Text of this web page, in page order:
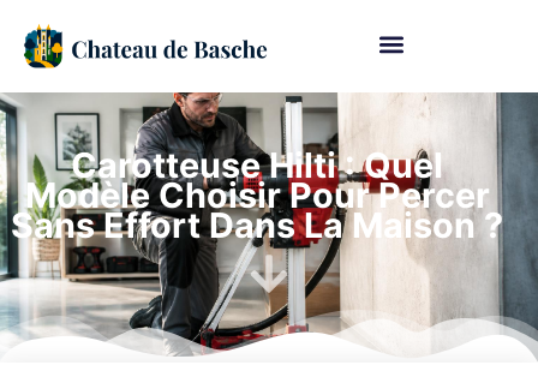
Carotteuse Hilti : Quel
Modèle Choisir Pour Percer
Sans Effort Dans La Maison ?